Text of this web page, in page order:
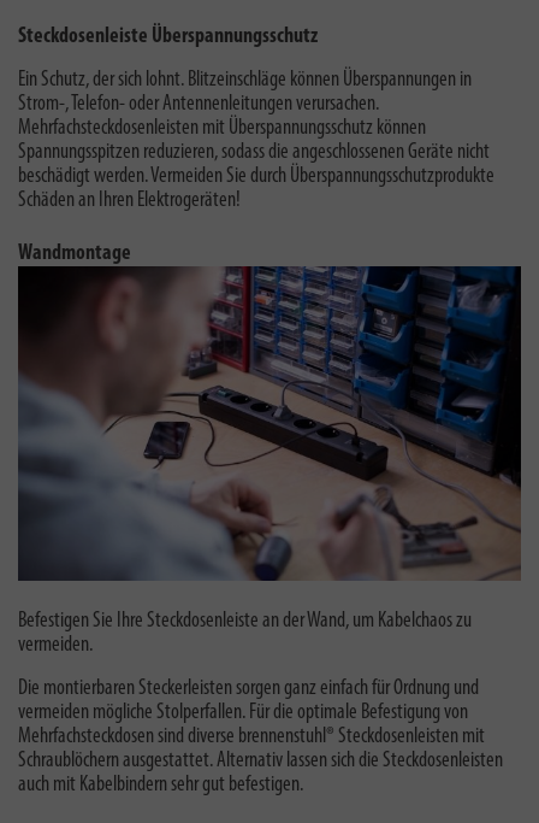
Steckdosenleiste Überspannungsschutz
Ein Schutz, der sich lohnt. Blitzeinschläge können Überspannungen in
Strom-, Telefon- oder Antennenleitungen verursachen.
Mehrfachsteckdosenleisten mit Überspannungsschutz können
Spannungsspitzen reduzieren, sodass die angeschlossenen Geräte nicht
beschädigt werden. Vermeiden Sie durch Überspannungsschutzprodukte
Schäden an Ihren Elektrogeräten!
Wandmontage
Befestigen Sie Ihre Steckdosenleiste an der Wand, um Kabelchaos zu
vermeiden.
Die montierbaren Steckerleisten sorgen ganz einfach für Ordnung und
vermeiden mögliche Stolperfallen. Für die optimale Befestigung von
Mehrfachsteckdosen sind diverse brennenstuhl® Steckdosenleisten mit
Schraublöchern ausgestattet. Alternativ lassen sich die Steckdosenleisten
auch mit Kabelbindern sehr gut befestigen.